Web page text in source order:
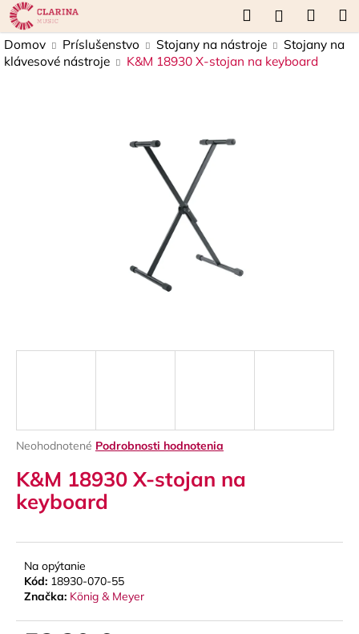
Prejsť
na
obsah
Hľadať
košík
Domov Príslušenstvo Stojany na nástroje
Stojany na
klávesové nástroje
K&M 18930 X-stojan na keyboard
Priemerné
produktu
je
0,0
Neohodnotené Podrobnosti hodnotenia
K&M 18930 X-stojan na
keyboard
Na opýtanie
Kód: 18930-070-55
Značka: König & Meyer
K
o
š
Späť
Späť
n
ť
HĽADAŤ
O